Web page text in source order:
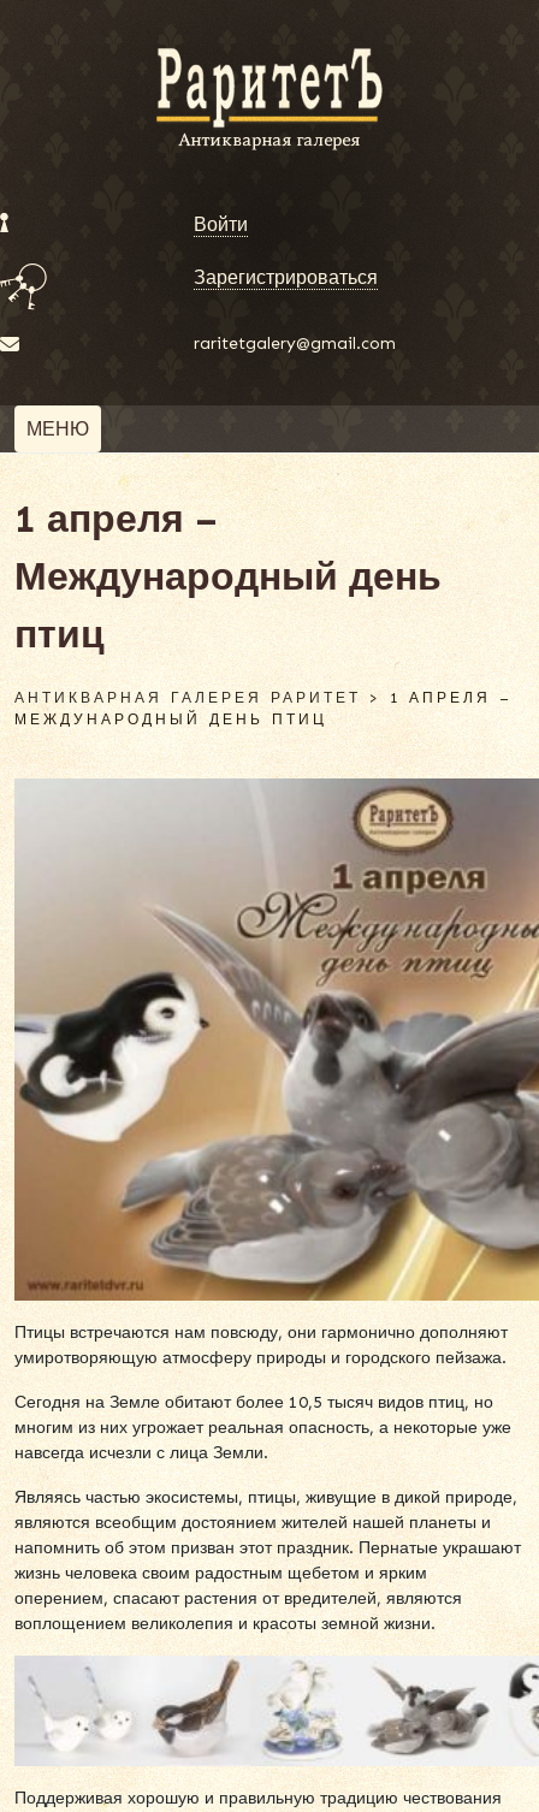
Войти
Зарегистрироваться
raritetgalery@gmail.com
МЕНЮ
1 апреля –
Международный день
птиц
АНТИКВАРНАЯ ГАЛЕРЕЯ РАРИТЕТ > 1 АПРЕЛЯ –
МЕЖДУНАРОДНЫЙ ДЕНЬ ПТИЦ
Птицы встречаются нам повсюду, они гармонично дополняют
умиротворяющую атмосферу природы и городского пейзажа.
Сегодня на Земле обитают более 10,5 тысяч видов птиц, но
многим из них угрожает реальная опасность, а некоторые уже
навсегда исчезли с лица Земли.
Являясь частью экосистемы, птицы, живущие в дикой природе,
являются всеобщим достоянием жителей нашей планеты и
напомнить об этом призван этот праздник. Пернатые украшают
жизнь человека своим радостным щебетом и ярким
оперением, спасают растения от вредителей, являются
воплощением великолепия и красоты земной жизни.
Поддерживая хорошую и правильную традицию чествования